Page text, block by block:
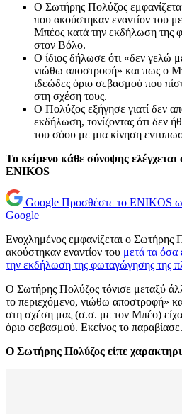
Ο Σωτήρης Πολύζος
που ακούστηκαν εναντίον του
Μπέος κατά την εκδήλωση της
στον Βόλο.
Ο ίδιος δήλωσε ότι «δεν γελώ
νιώθω αποστροφή» και πως ο
ιδεώδες όριο σεβασμού που
στη σχέση τους.
Ο Πολύζος εξήγησε γιατί δεν
εκδήλωση, τονίζοντας ότι δεν
του σόου με μια κίνηση
Το κείμενο κάθε σύνοψης
ENIKOS
Google Προσθέστε το ENIKOS
Google
Ενοχλημένος εμφανίζεται ο Σωτήρης
ακούστηκαν εναντίον του μετά τα όσα
την εκδήλωση της φωταγώγησης της
Ο Σωτήρης Πολύζος τόνισε μεταξύ
το περιεχόμενο, νιώθω αποστροφή»
στη σχέση μας (σ.σ. με τον Μπέο)
όριο σεβασμού. Εκείνος το
Ο Σωτήρης Πολύζος είπε